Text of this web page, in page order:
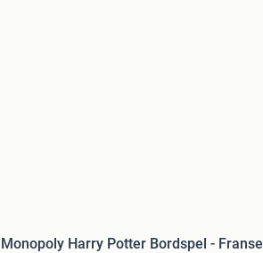
Monopoly Harry Potter Bordspel - Franse